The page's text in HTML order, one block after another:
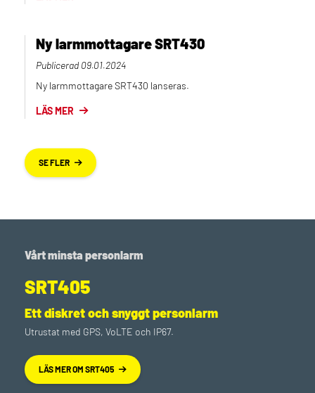
Ny larmmottagare SRT430
Publicerad 09.01.2024
Ny larmmottagare SRT430 lanseras.
LÄS MER
SE FLER
Vårt minsta personlarm
SRT405
Ett diskret och snyggt personlarm
Utrustat med GPS, VoLTE och IP67.
LÄS MER OM SRT405